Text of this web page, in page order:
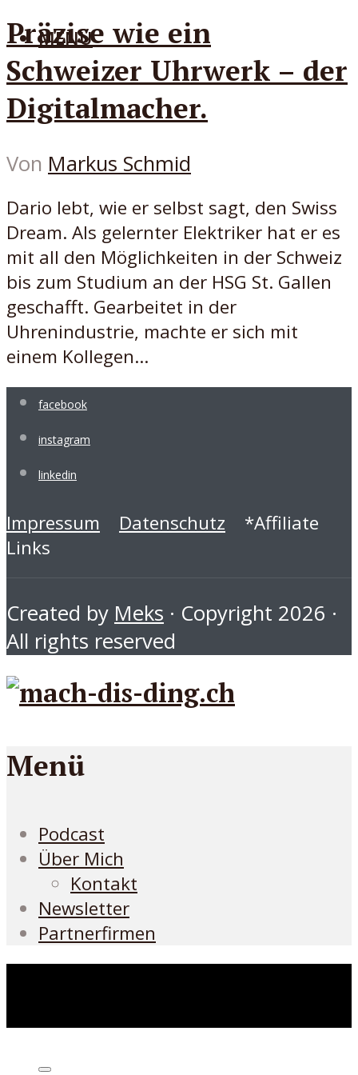
MENÜ
Präzise wie ein
Schweizer Uhrwerk – der
Digitalmacher.
Von Markus Schmid
Dario lebt, wie er selbst sagt, den Swiss
Dream. Als gelernter Elektriker hat er es
mit all den Möglichkeiten in der Schweiz
bis zum Studium an der HSG St. Gallen
geschafft. Gearbeitet in der
Uhrenindustrie, machte er sich mit
einem Kollegen...
facebook
instagram
linkedin
Impressum Datenschutz *Affiliate
Links
Created by Meks · Copyright 2026 ·
All rights reserved
Menü
Podcast
Über Mich
Kontakt
Newsletter
Partnerfirmen